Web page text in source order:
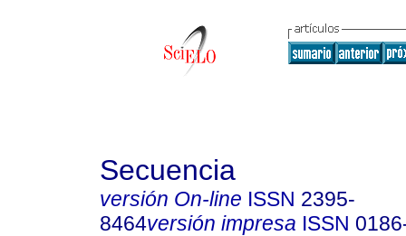
Secuencia
versión On-line ISSN 2395-
8464versión impresa ISSN